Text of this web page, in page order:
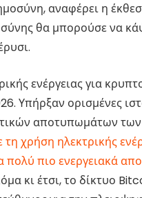
αναφέρει η
θα μπορούσε να
ενέργειας για
Υπήρξαν ορισμένες
αποτυπωμάτων
τη χρήση ηλεκτρικής
πολύ πιο ενεργειακά
κι έτσι, το δίκτυο